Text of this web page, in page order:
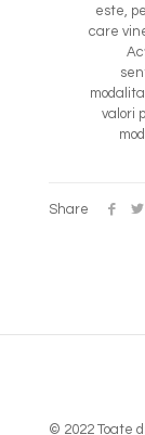
este,
care
valori
Share
© 2022 Toate